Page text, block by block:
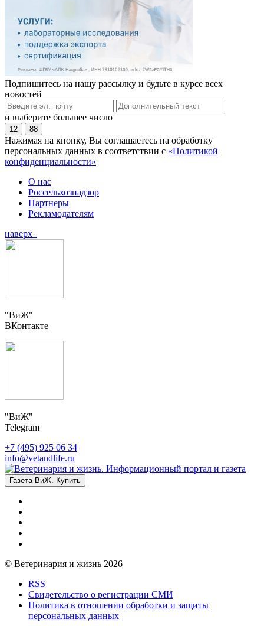
Подпишитесь на нашу рассылку и будьте в курсе всех
новостей
и выберите большее число
12 88
Нажимая на кнопку, Вы соглашаетесь на обработку
персональных данных в соответствии с «Политикой
конфиденциальности»
О нас
Россельхознадзор
Партнеры
Рекламодателям
наверх
"ВиЖ"
ВКонтакте
"ВиЖ"
Telegram
+7 (495) 925 06 34
info@vetandlife.ru
Газета ВиЖ. Купить
© Ветеринария и жизнь 2026
RSS
Свидетельство о регистрации СМИ
Политика в отношении обработки и защиты
персональных данных